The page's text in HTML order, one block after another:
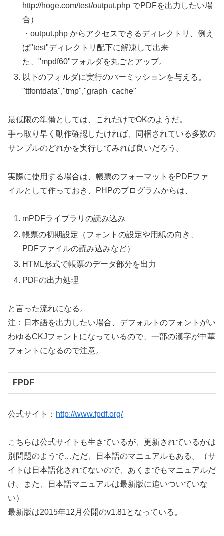
http://hoge.com/test/output.php でPDFを出力したい場
合）
・output.php からアクセスできるディレクトリ、例え
ば"test"ディレクトリ配下に解凍して出来
た、"mpdf60"フォルダを丸ごとアップ。
以下のフォルダに実行のパーミッションを与える。
"ttfontdata","tmp","graph_cache"
最低限の準備としては、これだけでOKのようだ。
手っ取り早く動作確認したければ、同梱されている多数の
サンプルのどれかを実行してみれば良いだろう。
実際に使用する場合は、帳票のフォーマットをPDFファ
イルとして作っておき、PHPのプログラムからは、
mPDFライブラリの読み込み
帳票の初期設定（フォントの設定や用紙の向き、
PDFファイルの読み込みなど）
HTML形式で帳票のデータ部分を出力
PDFの出力処理
と言った流れになる。
注：日本語を出力したい場合、デフォルトのフォントがい
わゆるCKJフォントになっているので、一部の漢字が中華
フォントになるので注意。
FPDF
公式サイト： http://www.fpdf.org/
こちらは公式サイトも生きているが、更新されているかは
別問題のようで…ただ、日本語のマニュアルもある。（サ
イトは日本語化されてないので、あくまでもマニュアルだ
け。また、日本語マニュアルは最新版に追いついていな
い）
最新版は2015年12月公開のv1.81となっている。